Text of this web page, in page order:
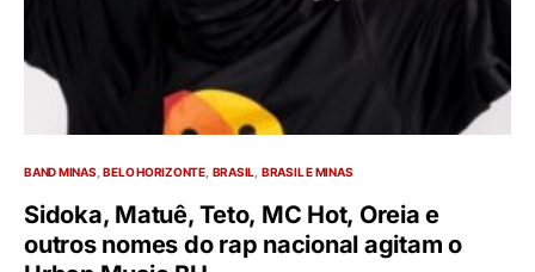
BAND MINAS BELO HORIZONTE BRASIL BRASIL E MINAS
Sidoka, Matuê, Teto, MC Hot, Oreia e
outros nomes do rap nacional agitam o